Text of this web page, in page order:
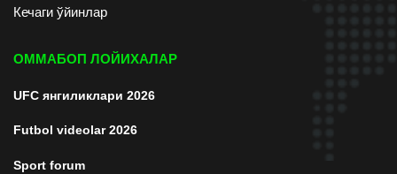
Кечаги ўйинлар
ОММАБОП ЛОЙИХАЛАР
UFC янгиликлари 2026
Futbol videolar 2026
Sport forum